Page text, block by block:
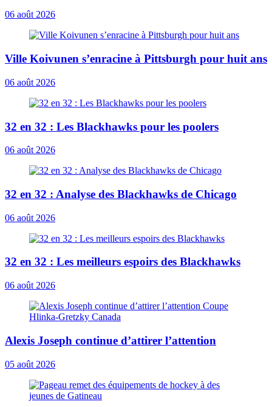
06 août 2026
Ville Koivunen s’enracine à Pittsburgh pour huit ans
06 août 2026
32 en 32 : Les Blackhawks pour les poolers
06 août 2026
32 en 32 : Analyse des Blackhawks de Chicago
06 août 2026
32 en 32 : Les meilleurs espoirs des Blackhawks
06 août 2026
Alexis Joseph continue d’attirer l’attention
05 août 2026